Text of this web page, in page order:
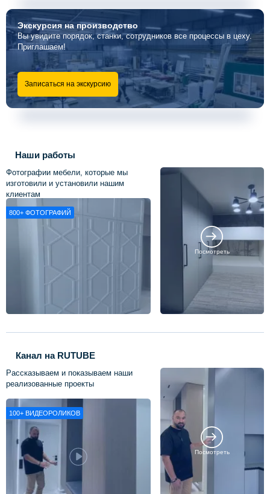
Экскурсияна производство
Вы увидите порядок, станки, сотрудников все процессы в цеху.
Приглашаем!
Записаться на экскурсию
Наши работы
Фотографии мебели, которые мы
изготовили и установили нашим
клиентам
800+ ФОТОГРАФИЙ
Посмотреть
Канал на RUTUBE
Рассказываем и показываем наши
реализованные проекты
100+ ВИДЕОРОЛИКОВ
Посмотреть